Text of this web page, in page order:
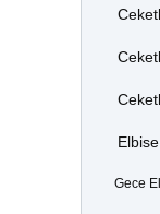
Gece